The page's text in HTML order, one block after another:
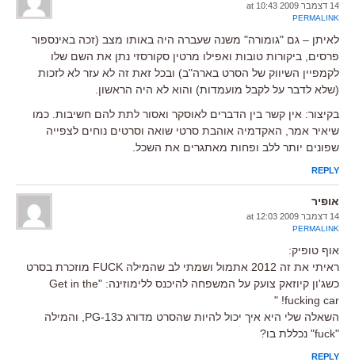
14 דצמבר 2009 at 10:43
PERMALINK
לאיתן – גם "גומורה" משנה שעברה היה באותו מצב (זכה באינספור
פרסים, ביקורות טובות ואפילו מרטין סקורסזי נתן את השם שלו
לקמפיין השיווק של הסרט בארה"ב) ובכל זאת זה לא עזר לא לזכות
(שלא לדבר על לקבל מועמדות) והוא לא היה הראשון.
בקיצור: אין קשר בין הדברים לאוסקר ואסור לתת להם חשיבות. כמו
שיאיר אמר, האקדמיה אוהבת סרטי שואה וסרטים נוחים לצפייה
שפונים יותר ללב ופחות מאתגרים את השכל.
REPLY
אופיר
14 דצמבר 2009 at 12:03
PERMALINK
אוף טופיק:
ראיתי את זה 2012 אתמול ושמתי לב שהמילה FUCK מוזכרת בסרט
כשג'ון קיוזאק צועק על המשפחה להיכנס ללימוזינה: "Get in the
fucking car! "
השאלה שלי היא איך יכול להיות שהסרט מדורג כPG-13, והמילה
"fuck" נכללת בו?
REPLY